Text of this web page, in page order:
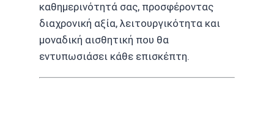
καθημερινότητά σας, προσφέροντας
διαχρονική αξία, λειτουργικότητα και
μοναδική αισθητική που θα
εντυπωσιάσει κάθε επισκέπτη.